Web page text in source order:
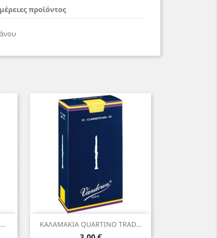
προϊόντος
ΚΑΛΑΜΑΚΙΑ QUARTINO TRAD...
Γρήγορη προβολή